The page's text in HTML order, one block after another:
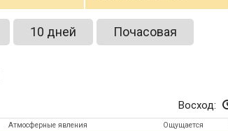
10 дней Почасовая
Восход:
Атмосферные явления Ощущается